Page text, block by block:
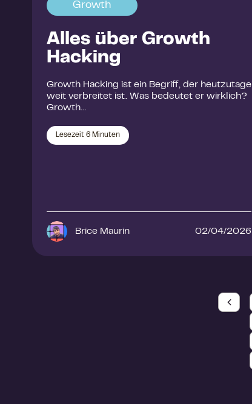
Growth
Alles über Growth
Hacking
Growth Hacking ist ein Begriff, der heutzutage
weit verbreitet ist. Was bedeutet er wirklich?
Growth…
Lesezeit 6 Minuten
Brice Maurin 02/04/2026